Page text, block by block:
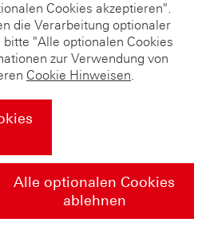
Cookies akzeptieren".
die Verarbeitung optionaler
"Alle optionalen Cookies
zur Verwendung von
Cookie Hinweisen.
Alle optionalen Cookies
ablehnen